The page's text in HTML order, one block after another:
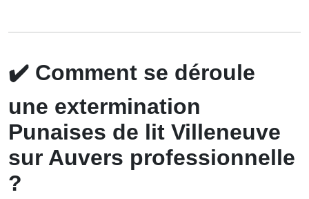
✔️ Comment se déroule
une extermination
Punaises de lit Villeneuve
sur Auvers professionnelle
?